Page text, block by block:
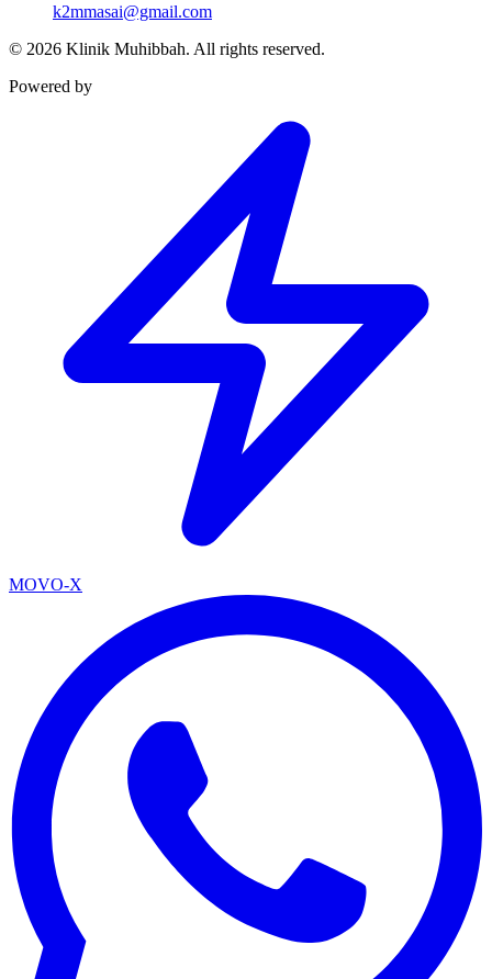
k2mmasai@gmail.com
© 2026 Klinik Muhibbah. All rights reserved.
Powered by
MOVO-X